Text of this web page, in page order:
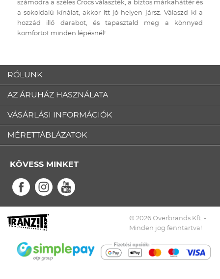
számodra a széles Crocs választék, a biztos márkaháttér és
a sokoldalú kínálat, akkor itt jó helyen jársz. Válaszd ki a
hozzád illő darabot, és tapasztald meg a könnyed
komfortot minden lépésnél!
RÓLUNK
AZ ÁRUHÁZ HASZNÁLATA
VÁSÁRLÁSI INFORMÁCIÓK
MÉRETTÁBLÁZATOK
KÖVESS MINKET
© 2026 Overbrands Kft. -
Minden jog fenntartva!